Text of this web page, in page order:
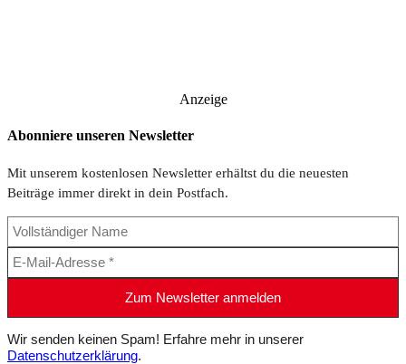
Anzeige
Abonniere unseren Newsletter
Mit unserem kostenlosen Newsletter erhältst du die neuesten
Beiträge immer direkt in dein Postfach.
Wir senden keinen Spam! Erfahre mehr in unserer
Datenschutzerklärung.